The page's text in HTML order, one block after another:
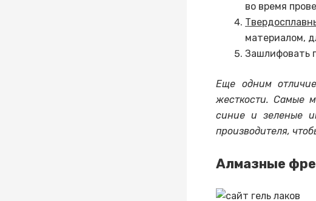
во время
материалом,
Зашлифовать
Еще одним
жесткости. Самые
синие и зеленые
производителя,
Алмазные